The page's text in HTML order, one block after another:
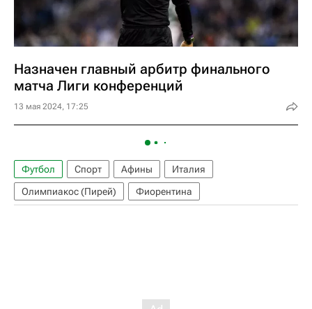
Назначен главный арбитр финального
матча Лиги конференций
13 мая 2024, 17:25
Футбол Спорт Афины
Италия
Олимпиакос (Пирей)
Фиорентина